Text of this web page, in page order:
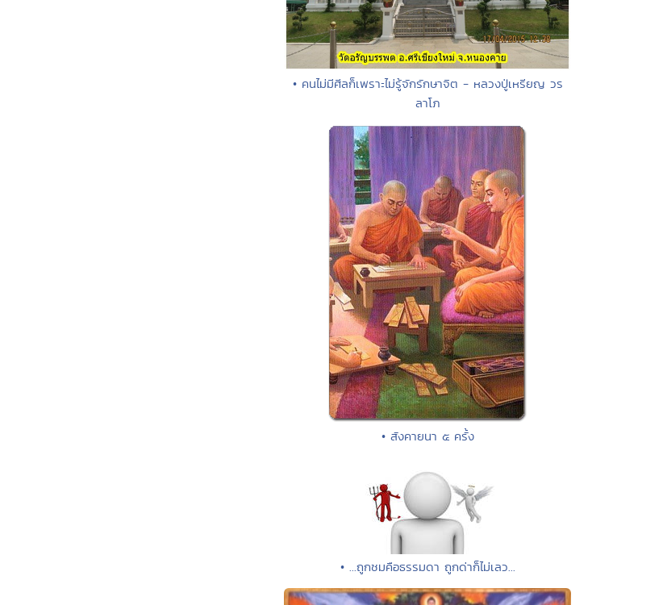
• คนไม่มีศีลก็เพราะไม่รู้จักรักษาจิต - หลวงปู่เหรียญ วร
ลาโภ
• สังคายนา ๕ ครั้ง
• ...ถูกชมคือธรรมดา ถูกด่าก็ไม่เลว...